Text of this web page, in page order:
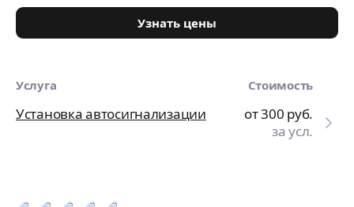
Узнать цены
Услуга Стоимость
Установка автосигнализации от 300 руб.
за усл.